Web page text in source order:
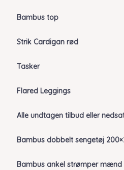
Bambus top
Strik Cardigan rød
Tasker
Flared Leggings
Alle undtagen tilbud eller
Bambus dobbelt sengetøj
Bambus ankel strømper mænd